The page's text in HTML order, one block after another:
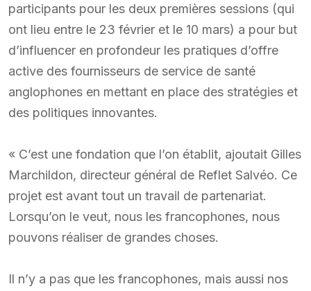
participants pour les deux premières sessions (qui
ont lieu entre le 23 février et le 10 mars) a pour but
d’influencer en profondeur les pratiques d’offre
active des fournisseurs de service de santé
anglophones en mettant en place des stratégies et
des politiques innovantes.
« C’est une fondation que l’on établit, ajoutait Gilles
Marchildon, directeur général de Reflet Salvéo. Ce
projet est avant tout un travail de partenariat.
Lorsqu’on le veut, nous les francophones, nous
pouvons réaliser de grandes choses.
Il n’y a pas que les francophones, mais aussi nos